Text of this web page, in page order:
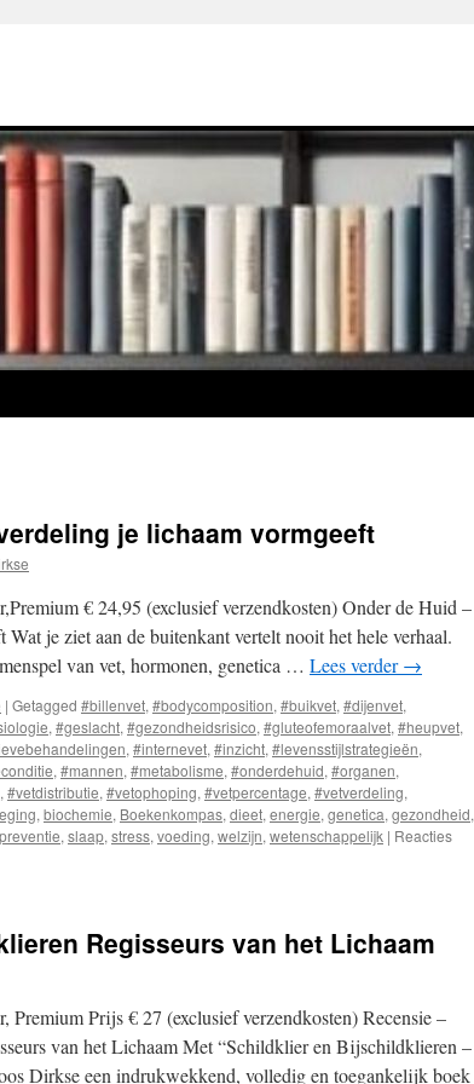
je lichaam vormgeeft
€ 24,95 (exclusief verzendkosten) Onder de Huid –
je ziet aan de buitenkant vertelt nooit het hele verhaal.
van vet, hormonen, genetica … Lees verder→
| Getagged #billenvet, #bodycomposition, #buikvet, #dijenvet,
, #geslacht, #gezondheidsrisico, #gluteofemoraalvet, #heupvet,
, #internevet, #inzicht, #levensstijlstrategieën,
, #mannen, #metabolisme, #onderdehuid, #organen,
, #vetdistributie, #vetophoping, #vetpercentage, #vetverdeling,
, biochemie, Boekenkompas, dieet, energie, genetica, gezondheid,
preventie, slaap, stress, voeding, welzijn, wetenschappelijk | Reacties
Regisseurs van het Lichaam
Premium Prijs € 27 (exclusief verzendkosten) Recensie –
van het Lichaam Met “Schildklier en Bijschildklieren –
Dirkse een indrukwekkend, volledig en toegankelijk boek